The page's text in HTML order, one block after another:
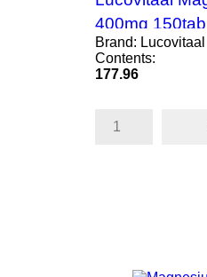
400mg 150tab
Brand: Lucovitaal
Contents:
Price
177.96